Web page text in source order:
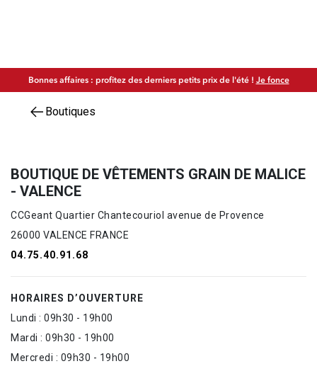
Bonnes affaires : profitez des derniers petits prix de l'été ! Je fonce
Boutiques
BOUTIQUE DE VÊTEMENTS GRAIN DE MALICE
- VALENCE
CCGeant Quartier Chantecouriol avenue de Provence
26000 VALENCE FRANCE
04.75.40.91.68
HORAIRES D’OUVERTURE
Lundi : 09h30 - 19h00
Mardi : 09h30 - 19h00
Mercredi : 09h30 - 19h00